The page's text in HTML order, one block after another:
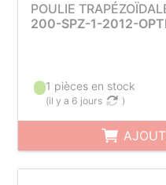
POULIE
200-SPZ-1-2012-
1 pièces en stock
(il y a 6 jours )